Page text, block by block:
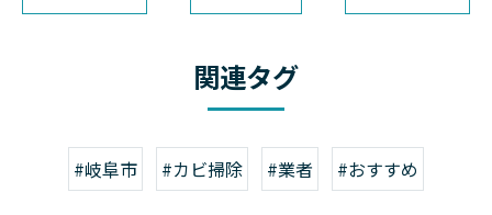
関連タグ
#岐阜市 #カビ掃除 #業者 #おすすめ